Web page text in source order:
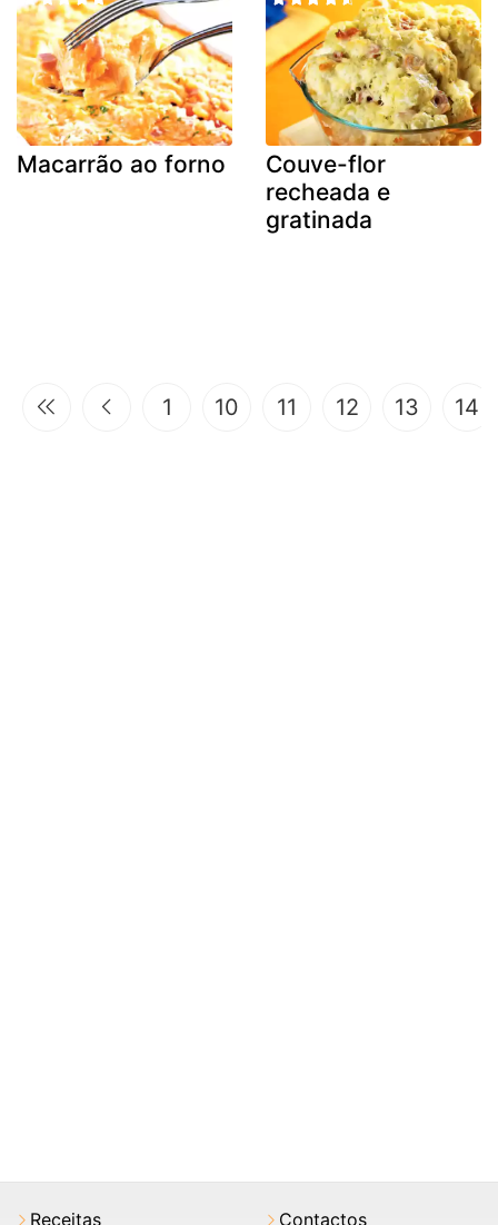
Macarrão ao forno
Couve-flor
recheada e
gratinada
1 10 11 12 13 14
Receitas Contactos